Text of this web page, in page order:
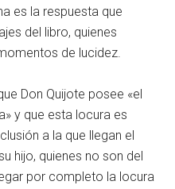
es la respuesta que
del libro, quienes
de lucidez.
Don Quijote posee «el
y que esta locura es
a la que llegan el
hijo, quienes no son del
por completo la locura